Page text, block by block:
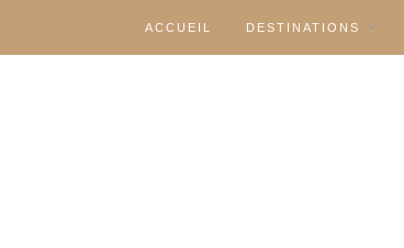
ACCUEIL DESTINATIONS